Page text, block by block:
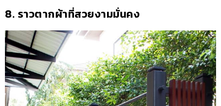
8. ราวตากผ้าที่สวยงามมั่นคง